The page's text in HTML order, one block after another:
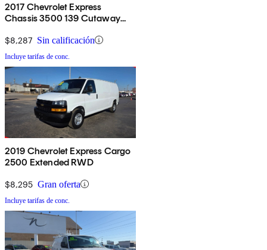
2017 Chevrolet Express
Chassis 3500 139 Cutaway
$8,287 Sin calificación
Incluye tarifas de conc.
2019 Chevrolet Express Cargo
2500 Extended RWD
$8,295 Gran oferta
Incluye tarifas de conc.